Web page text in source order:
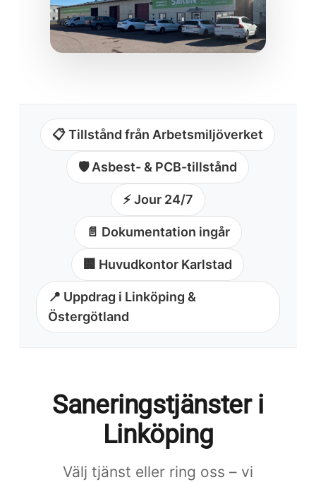
📋 Tillstånd från Arbetsmiljöverket
🛡️ Asbest- & PCB-tillstånd
⚡ Jour 24/7
📄 Dokumentation ingår
🏢 Huvudkontor Karlstad
📍 Uppdrag i Linköping &
Östergötland
Saneringstjänster i
Linköping
Välj tjänst eller ring oss – vi